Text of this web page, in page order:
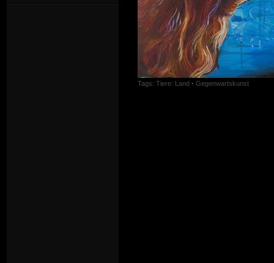
Tags: Tiere: Land · Gegenwartskunst